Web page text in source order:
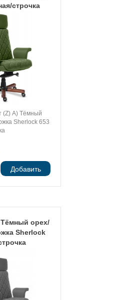
строчка
(Z) А) Тёмный
Sherlock 653
Добавить
орех/
Sherlock